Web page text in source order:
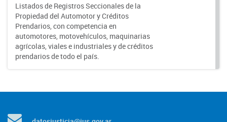
Listados de Registros Seccionales de la
Propiedad del Automotor y Créditos
Prendarios, con competencia en
automotores, motovehículos, maquinarias
agrícolas, viales e industriales y de créditos
prendarios de todo el país.